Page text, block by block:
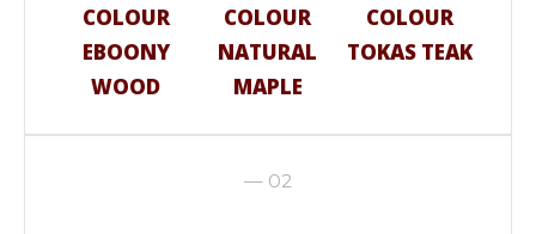
COLOUR
EBOONY
WOOD
COLOUR
NATURAL
MAPLE
COLOUR
TOKAS TEAK
— 02